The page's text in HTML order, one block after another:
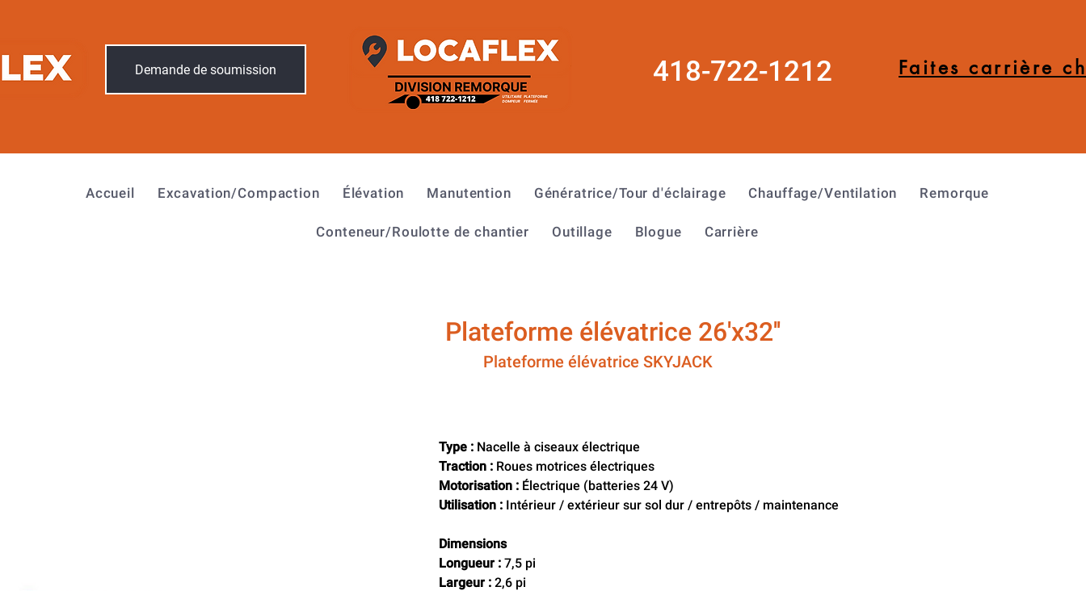
Demande de soumission 418-722-1212 Faites carrière
Accueil Excavation/Compaction Élévation Manutention Génératrice/Tour d'éclairage Chauffage/Ventilation Remorque
Conteneur/Roulotte de chantier Outillage Blogue Carrière
Plateforme élévatrice 26'x32''
Plateforme élévatrice SKYJACK
Type : Nacelle à ciseaux électrique
Traction : Roues motrices électriques
Motorisation : Électrique (batteries 24 V)
Utilisation : Intérieur / extérieur sur sol dur / entrepôts / maintenance
Dimensions
Longueur : 7,5 pi
Largeur : 2,6 pi